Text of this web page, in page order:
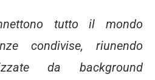
tutto il mondo
condivise, riunendo
da background